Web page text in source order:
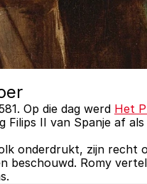
Op die dag werd Het
II van Spanje af
onderdrukt, zijn recht
beschouwd. Romy